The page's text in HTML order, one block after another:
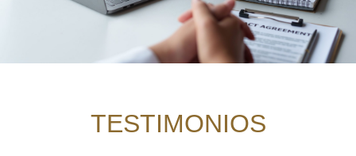
TESTIMONIOS